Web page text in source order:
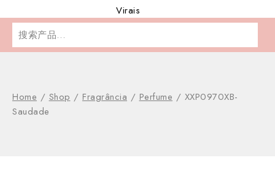
搜
索：
Home / Shop / Fragrância / Perfume / XXP0970XB-
Saudade